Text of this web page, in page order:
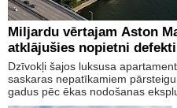
Miljardu vērtajam Aston
atklājušies nopietni defekti
Dzīvokļi šajos luksusa
saskaras nepatīkamiem
gadus pēc ēkas nodošanas